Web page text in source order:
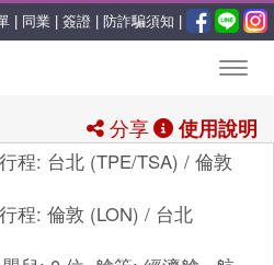
| 同業 | 簽證 | 防詐騙須知 |
分享 使用說明
程: 台北 (TPE/TSA) / 倫敦
程: 倫敦 (LON) / 台北